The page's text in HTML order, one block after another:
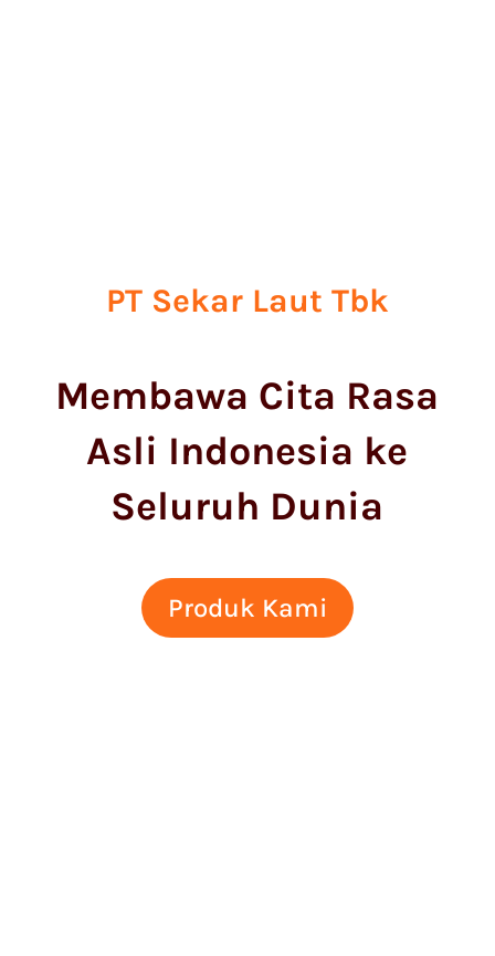
PT Sekar Laut Tbk
Membawa Cita Rasa
Asli Indonesia ke
Seluruh Dunia
Produk Kami